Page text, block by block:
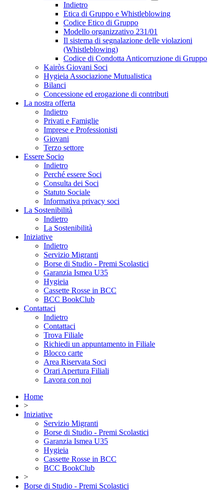
Indietro
Etica di Gruppo e Whistleblowing
Codice Etico di Gruppo
Modello organizzativo 231/01
Il sistema di segnalazione delle violazioni
(Whistleblowing)
Codice di Condotta Anticorruzione di Gruppo
Kairòs Giovani Soci
Hygieia Associazione Mutualistica
Bilanci
Concessione ed erogazione di contributi
La nostra offerta
Indietro
Privati e Famiglie
Imprese e Professionisti
Giovani
Terzo settore
Essere Socio
Indietro
Perché essere Soci
Consulta dei Soci
Statuto Sociale
Informativa privacy soci
La Sostenibilità
Indietro
La Sostenibilità
Iniziative
Indietro
Servizio Migranti
Borse di Studio - Premi Scolastici
Garanzia Ismea U35
Hygieia
Cassette Rosse in BCC
BCC BookClub
Contattaci
Indietro
Contattaci
Trova Filiale
Richiedi un appuntamento in Filiale
Blocco carte
Area Riservata Soci
Orari Apertura Filiali
Lavora con noi
Home
>
Iniziative
Servizio Migranti
Borse di Studio - Premi Scolastici
Garanzia Ismea U35
Hygieia
Cassette Rosse in BCC
BCC BookClub
>
Borse di Studio - Premi Scolastici